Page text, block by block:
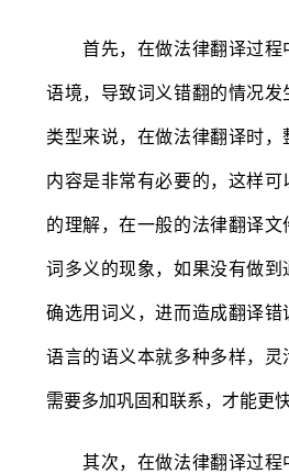
首先，在做法律翻译过程
语境，导致词义错翻的情况
类型来说，在做法律翻译时
内容是非常有必要的，这样
的理解，在一般的法律翻译
词多义的现象，如果没有做
确选用词义，进而造成翻译
语言的语义本就多种多样，
需要多加巩固和联系，才能更
其次，在做法律翻译过程